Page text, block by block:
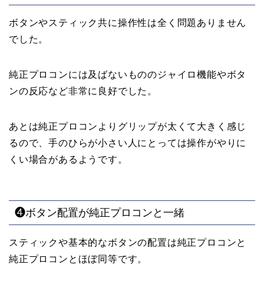
ボタンやスティック共に操作性は全く問題ありません
でした。
純正プロコンには及ばないもののジャイロ機能やボタ
ンの反応など非常に良好でした。
あとは純正プロコンよりグリップが太くて大きく感じ
るので、手のひらが小さい人にとっては操作がやりに
くい場合があるようです。
❹ボタン配置が純正プロコンと一緒
スティックや基本的なボタンの配置は純正プロコンと
純正プロコンとほぼ同等です。